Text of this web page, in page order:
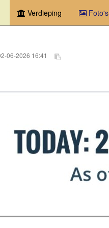
(current)Verdieping Foto's
06-2026 16:41